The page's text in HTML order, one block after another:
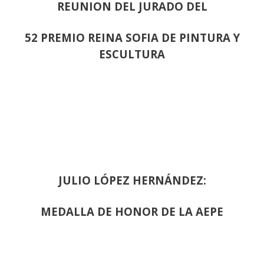
REUNION DEL JURADO DEL
52 PREMIO REINA SOFIA DE PINTURA Y
ESCULTURA
JULIO LÓPEZ HERNÁNDEZ:
MEDALLA DE HONOR DE LA AEPE